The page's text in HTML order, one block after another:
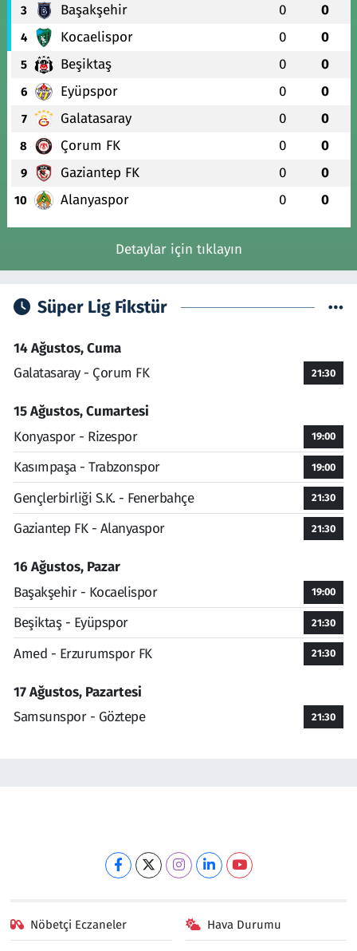
3 Başakşehir 0 0
4 Kocaelispor 0 0
5 Beşiktaş 0 0
6 Eyüpspor 0 0
7 Galatasaray 0 0
8 Çorum FK 0 0
9 Gaziantep FK 0 0
10 Alanyaspor 0 0
Detaylar için tıklayın
Süper Lig Fikstür
14 Ağustos, Cuma
Galatasaray - Çorum FK
21:30
15 Ağustos, Cumartesi
Konyaspor - Rizespor
19:00
Kasımpaşa - Trabzonspor 19:00
Gençlerbirliği S.K. - Fenerbahçe 21:30
Gaziantep FK - Alanyaspor 21:30
16 Ağustos, Pazar
Başakşehir - Kocaelispor
19:00
Beşiktaş - Eyüpspor 21:30
Amed - Erzurumspor FK 21:30
17 Ağustos, Pazartesi
Samsunspor - Göztepe
21:30
Nöbetçi Eczaneler Hava Durumu